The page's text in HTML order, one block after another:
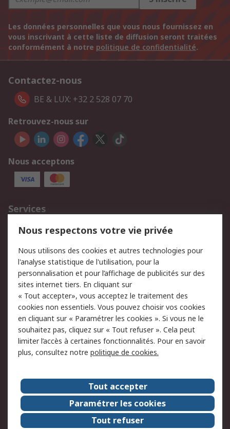
Les données personnelles que vous nous fournissez en
vous inscrivant à cette liste de diffusion seront traitées
conformément à notre politique de confidentialité.
Contactez-nous
BE & LUX: +32 2 528 07 70
Retrouvez-nous sur
Nous acceptons
Services
750.000 produits
2.500 marques
Retours
Support technique
Track & trace
Legal
Politique de cookies
Sécurité des e-mails
Politique de protection
des données - Mise à
jour
Conditions générales
de vente
A propos de RS
Le groupe RS Group
A propos de RS
RS dans le monde
Travaillez chez RS
Nous respectons votre vie privée
Nous utilisons des cookies et autres technologies pour
l'analyse statistique de l'utilisation, pour la
personnalisation et pour l’affichage de publicités sur des
sites internet tiers. En cliquant sur
« Tout accepter», vous acceptez le traitement des
cookies non essentiels. Vous pouvez choisir vos cookies
en cliquant sur « Paramétrer les cookies ». Si vous ne le
souhaitez pas, cliquez sur « Tout refuser ». Cela peut
limiter l’accès à certaines fonctionnalités. Pour en savoir
plus, consultez notre politique de cookies.
Tout accepter
Paramétrer les cookies
Tout refuser